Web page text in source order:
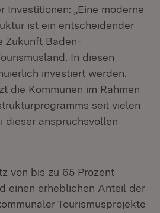
Investitionen: „Eine moderne
ist ein entscheidender
Zukunft Baden-
In diesen
investiert werden.
die Kommunen im Rahmen
seit vielen
dieser anspruchsvollen
von bis zu 65 Prozent
einen erheblichen Anteil der
Tourismusprojekte